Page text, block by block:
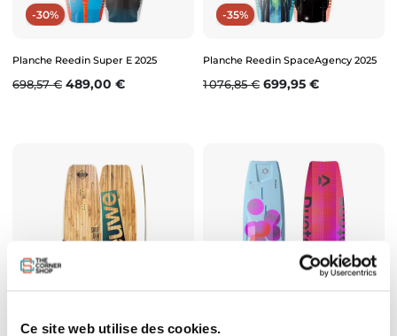
Ce site web utilise des cookies.
-30%
Planche Reedin Super E 2025
Prix de base
698,57 € Prix
489,00 €
-35%
Planche Reedin SpaceAgency 2025
Prix de base
1 076,85 € Prix
699,95 €